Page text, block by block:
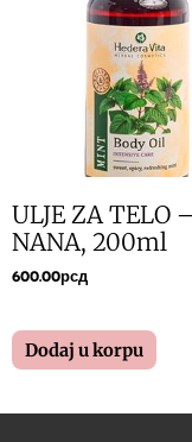
ULJE ZA TELO
NANA, 200ml
600.00рсд
Dodaj u korpu